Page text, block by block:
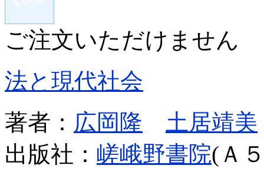
ご注文いただけません
法と現代社会
著者： 広岡隆
土居靖美
出版社： 嵯峨野書院(Ａ